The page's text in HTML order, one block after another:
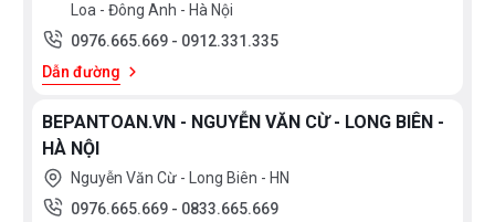
Loa - Đông Anh - Hà Nội
0976.665.669 - 0912.331.335
Dẫn đường
BEPANTOAN.VN - NGUYỄN VĂN CỪ - LONG BIÊN -
HÀ NỘI
Nguyễn Văn Cừ - Long Biên - HN
0976.665.669 - 0833.665.669